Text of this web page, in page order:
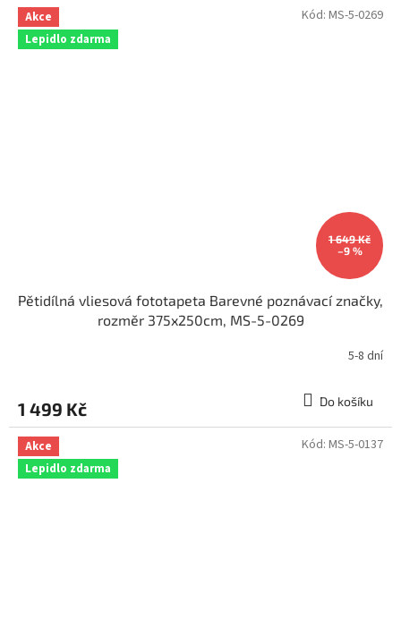
Akce
Lepidlo zdarma
1 649 Kč
–9 %
Pětidílná vliesová fototapeta Barevné poznávací značky,
rozměr 375x250cm, MS-5-0269
5-8 dní
1 499 Kč Do košíku
Kód: MS-5-0269
Akce
Lepidlo zdarma
Kód: MS-5-0137